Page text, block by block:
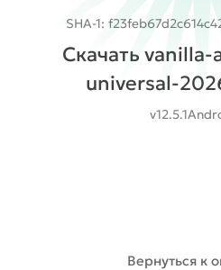
SHA-1:
Скачать
universal-
v12.5.1
Вернуться к